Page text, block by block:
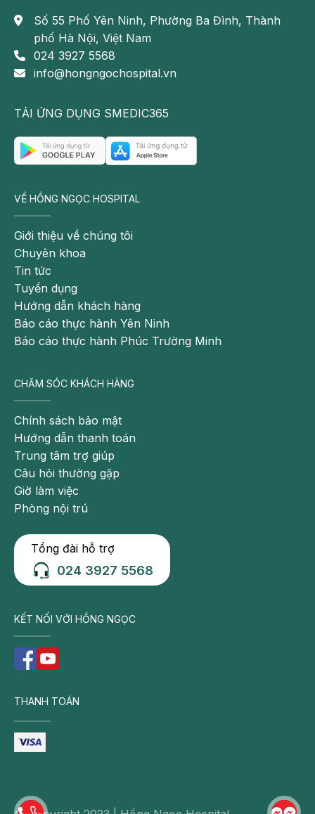
Số 55 Phố Yên Ninh, Phường Ba Đình, Thành
phố Hà Nội, Việt Nam
024 3927 5568
info@hongngochospital.vn
TẢI ỨNG DỤNG SMEDIC365
VỀ HỒNG NGỌC HOSPITAL
Giới thiệu về chúng tôi
Chuyên khoa
Tin tức
Tuyển dụng
Hướng dẫn khách hàng
Báo cáo thực hành Yên Ninh
Báo cáo thực hành Phúc Trường Minh
CHĂM SÓC KHÁCH HÀNG
Chính sách bảo mật
Hướng dẫn thanh toán
Trung tâm trợ giúp
Câu hỏi thường gặp
Giờ làm việc
Phòng nội trú
Tổng đài hỗ trợ
024 3927 5568
KẾT NỐI VỚI HỒNG NGỌC
THANH TOÁN